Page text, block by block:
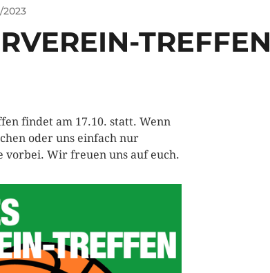
2023
TREFFEN
findet am 17.10. statt. Wenn
oder uns einfach nur
Wir freuen uns auf euch.